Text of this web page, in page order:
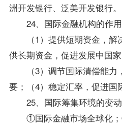
洲开发银行、泛美开发银行。
24、国际金融机构的作用
（1）提供短期资金，解
供长期资金，促进发展中国
（3）调节国际清偿能力
要；（4）稳定汇率，促进国
25、国际筹集环境的变动
①国际金融市场全球化；